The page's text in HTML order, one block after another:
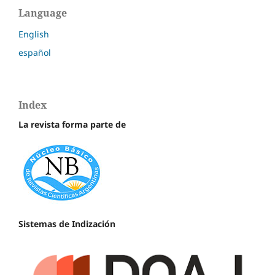
Language
English
español
Index
La revista forma parte de
Sistemas de Indización